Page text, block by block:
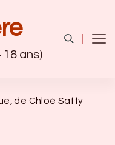
18 ans)
de Chloé Saffy